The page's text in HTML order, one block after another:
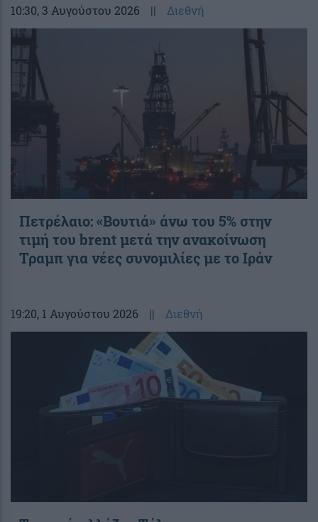
10:30, 3 Αυγούστου 2026 || Διεθνή
Πετρέλαιο: «Βουτιά» άνω του 5% στην
τιμή του brent μετά την ανακοίνωση
Τραμπ για νέες συνομιλίες με το Ιράν
19:20, 1 Αυγούστου 2026 || Διεθνή